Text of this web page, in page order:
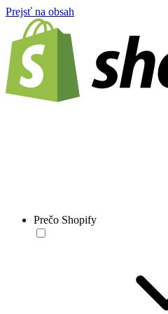
Prejsť na obsah
Prečo Shopify